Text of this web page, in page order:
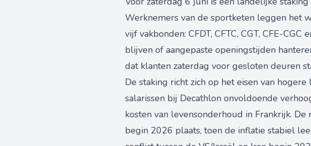
Werknemers van de sportketen leggen het
vijf vakbonden: CFDT, CFTC, CGT, CFE-
blijven of aangepaste openingstijden
dat klanten zaterdag voor gesloten deuren
De staking richt zich op het eisen van
salarissen bij Decathlon onvoldoende
kosten van levensonderhoud in Frankrijk.
begin 2026 plaats, toen de inflatie stabiel